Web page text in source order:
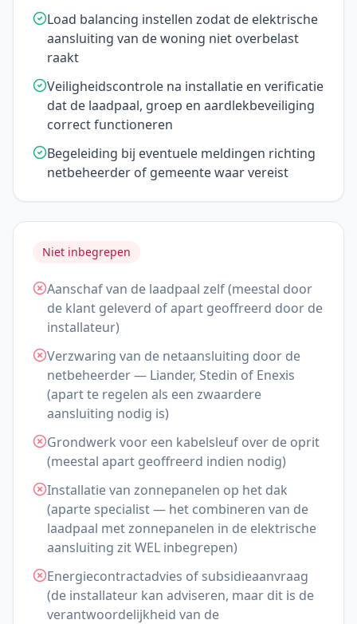
Load balancing instellen zodat de elektrische
aansluiting van de woning niet overbelast
raakt
Veiligheidscontrole na installatie en verificatie
dat de laadpaal, groep en aardlekbeveiliging
correct functioneren
Begeleiding bij eventuele meldingen richting
netbeheerder of gemeente waar vereist
Niet inbegrepen
Aanschaf van de laadpaal zelf (meestal door
de klant geleverd of apart geoffreerd door de
installateur)
Verzwaring van de netaansluiting door de
netbeheerder — Liander, Stedin of Enexis
(apart te regelen als een zwaardere
aansluiting nodig is)
Grondwerk voor een kabelsleuf over de oprit
(meestal apart geoffreerd indien nodig)
Installatie van zonnepanelen op het dak
(aparte specialist — het combineren van de
laadpaal met zonnepanelen in de elektrische
aansluiting zit WEL inbegrepen)
Energiecontractadvies of subsidieaanvraag
(de installateur kan adviseren, maar dit is de
verantwoordelijkheid van de